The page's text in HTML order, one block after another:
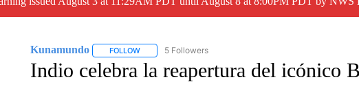
Kunamundo FOLLOWFOLLOW "KUNAMUNDO" TO RECEIVE NOTIFICATIONS
5 Followers
Indio celebra la reapertura del icónico